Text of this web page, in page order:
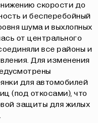
скорости до
и бесперебойный
шума и выхлопных
от центрального
все районы и
Для изменения
для автомобилей
(под откосами), что
защиты для жилых